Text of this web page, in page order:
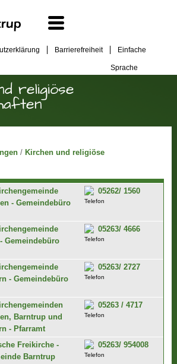
Barrierefreiheit Einfache
Sprache
religiöse
/ Kirchen und religiöse
- Gemeindebüro
05262/ 1560
Gemeindebüro
05263/ 4666
- Gemeindebüro
05263/ 2727
Barntrup und
- Pfarramt
05263 / 4717
Freikirche -
Barntrup
05263/ 954008